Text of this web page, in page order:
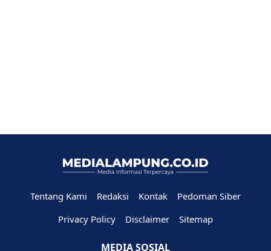
Tentang Kami Redaksi Kontak
Pedoman Siber
Privacy Policy
Disclaimer Sitemap
MEDIA SOSIAL